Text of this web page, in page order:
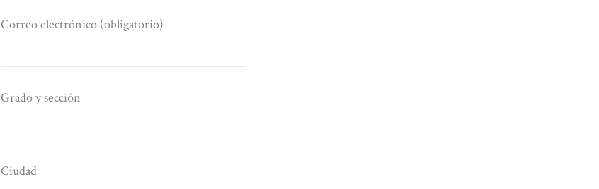
Correo electrónico (obligatorio)
Grado y sección
Ciudad